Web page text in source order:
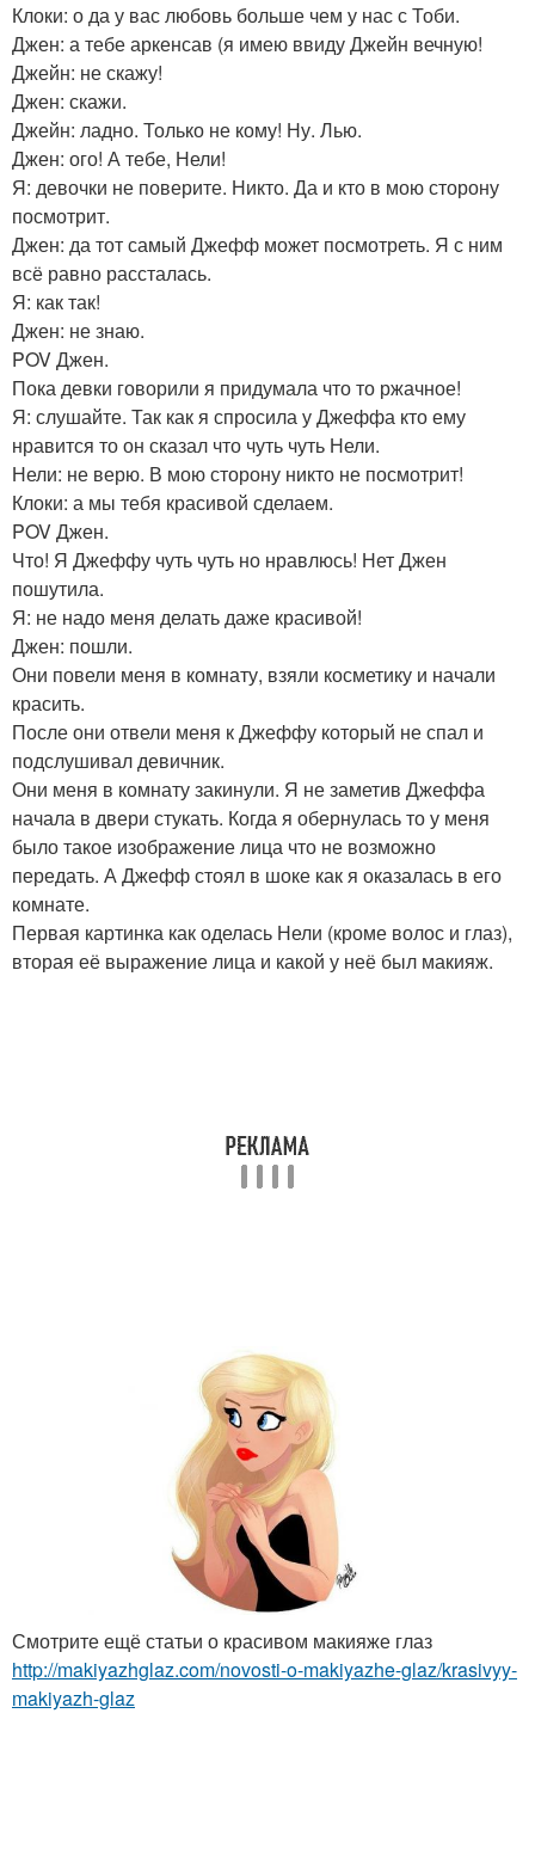
Клоки: о да у вас любовь больше чем у нас с Тоби.
Джен: а тебе аркенсав (я имею ввиду Джейн вечную!
Джейн: не скажу!
Джен: скажи.
Джейн: ладно. Только не кому! Ну. Лью.
Джен: ого! А тебе, Нели!
Я: девочки не поверите. Никто. Да и кто в мою сторону
посмотрит.
Джен: да тот самый Джефф может посмотреть. Я с ним
всё равно рассталась.
Я: как так!
Джен: не знаю.
POV Джен.
Пока девки говорили я придумала что то ржачное!
Я: слушайте. Так как я спросила у Джеффа кто ему
нравится то он сказал что чуть чуть Нели.
Нели: не верю. В мою сторону никто не посмотрит!
Клоки: а мы тебя красивой сделаем.
POV Джен.
Что! Я Джеффу чуть чуть но нравлюсь! Нет Джен
пошутила.
Я: не надо меня делать даже красивой!
Джен: пошли.
Они повели меня в комнату, взяли косметику и начали
красить.
После они отвели меня к Джеффу который не спал и
подслушивал девичник.
Они меня в комнату закинули. Я не заметив Джеффа
начала в двери стукать. Когда я обернулась то у меня
было такое изображение лица что не возможно
передать. А Джефф стоял в шоке как я оказалась в его
комнате.
Первая картинка как оделась Нели (кроме волос и глаз),
вторая её выражение лица и какой у неё был макияж.
Смотрите ещё статьи о красивом макияже глаз
http://makiyazhglaz.com/novosti-o-makiyazhe-glaz/krasivyy-
makiyazh-glaz